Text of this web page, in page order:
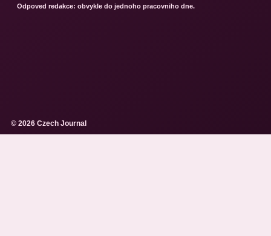
Odpoved redakce: obvykle do jednoho pracovniho dne.
© 2026 Czech Journal